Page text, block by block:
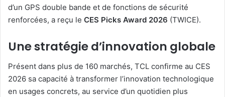
d’un GPS double bande et de fonctions de sécurité
renforcées, a reçu le CES Picks Award 2026 (TWICE).
Une stratégie d’innovation globale
Présent dans plus de 160 marchés, TCL confirme au CES
2026 sa capacité à transformer l’innovation technologique
en usages concrets, au service d’un quotidien plus